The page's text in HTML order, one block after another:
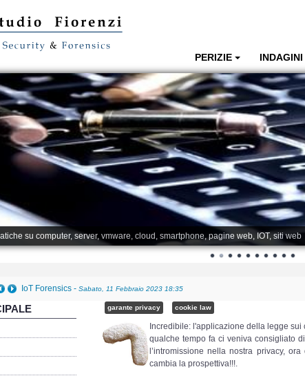
PERIZIE
su computer, server, vmware, cloud, smartphone, pagine web, IOT, siti web
IoT Forensics - Sabato, 11 Febbraio 2023 18:35
garante privacy cookie law
Incredibile: l'applicazione della legge
qualche tempo fa ci veniva consigliato
l’intromissione nella nostra privacy,
cambia la prospettiva!!!.